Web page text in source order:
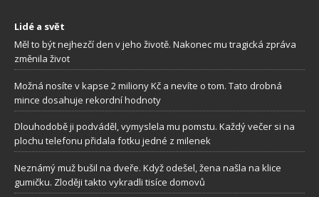
Lidé a svět
Měl to být nejhezčí den v jeho životě. Nakonec mu tragická zpráva
změnila život
Možná nosíte v kapse 2 miliony Kč a nevíte o tom. Tato drobná
mince dosahuje rekordní hodnoty
Dlouhodobě ji podváděl, vymyslela mu pomstu. Každý večer si na
plochu telefonu přidala fotku jedné z milenek
Neznámý muž bušil na dveře. Když odešel, žena našla na klice
gumičku. Zloději takto vykradli tisíce domovů